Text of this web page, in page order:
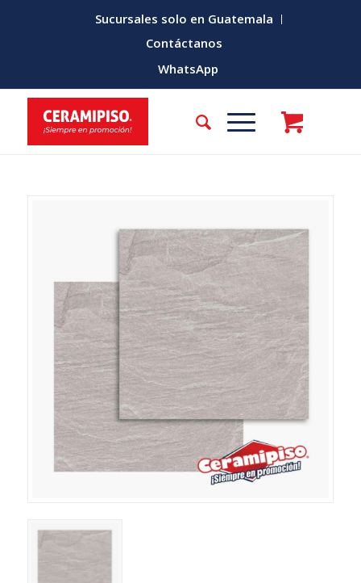
Sucursales solo en Guatemala
Contáctanos
WhatsApp